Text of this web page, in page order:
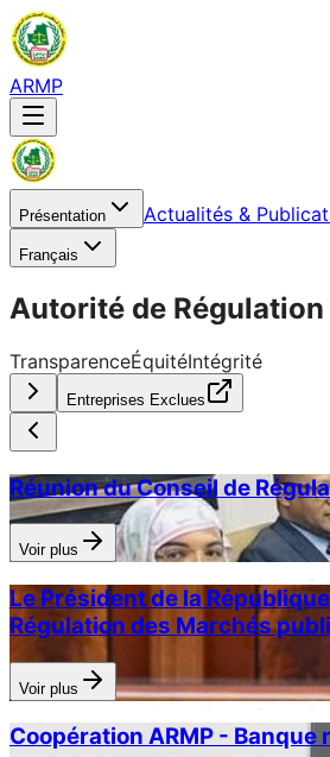
ARMP
Présentation Actualités &
Français
Autorité de
TransparenceÉquitéIntégrité
Entreprises Exclues
Réunion du Conseil de
Voir plus
Le Président de la
Régulation des Marchés
Voir plus
Coopération ARMP - Banque